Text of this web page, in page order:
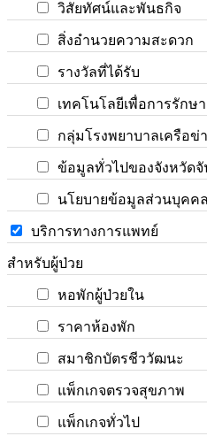
วิสัยทัศน์และพันธกิจ
สิ่งอำนวยความสะดวก
รางวัลที่ได้รับ
เทคโนโลยีเพื่อการรักษ
กลุ่มโรงพยาบาลเครือข่
ข้อมูลทั่วไปของจังหวัด
นโยบายข้อมูลส่วนบุคคล
บริการทางการแพทย์
สำหรับผู้ป่วย
หอพักผู้ป่วยใน
ราคาห้องพัก
สมาชิกบัตรชีววัฒนะ
แพ็กเกจตรวจสุขภาพ
แพ็กเกจทั่วไป